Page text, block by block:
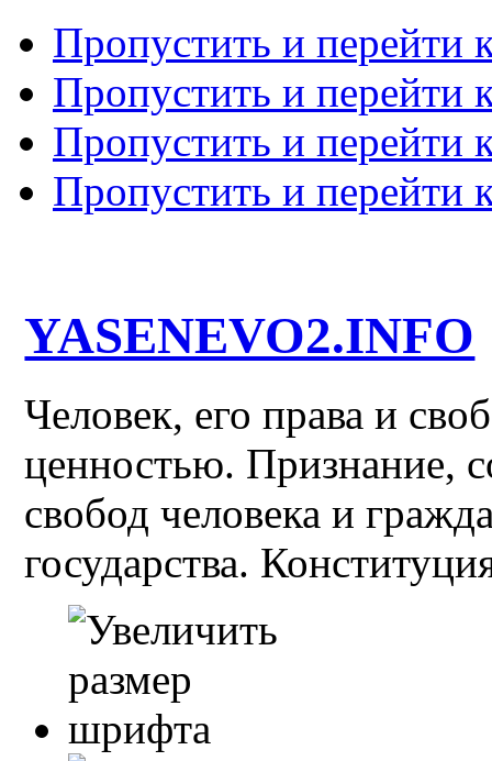
Пропустить и перейти
Пропустить и перейти
Пропустить и перейти
Пропустить и перейти
YASENEVO2.INFO
Человек, его права и
ценностью. Признание,
свобод человека и
государства.